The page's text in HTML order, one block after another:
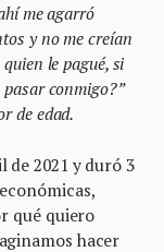
me agarró
y no me creían
le pagué, si
conmigo?”
de edad.
de 2021 y duró 3
qué quiero
hacer